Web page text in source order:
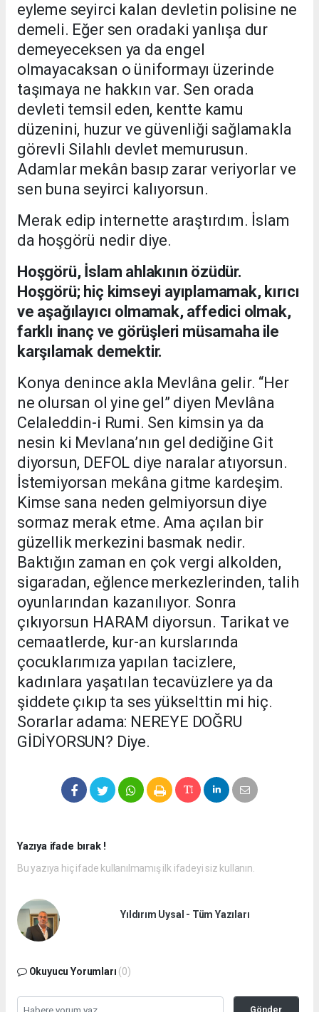
eyleme seyirci kalan devletin polisine ne
demeli. Eğer sen oradaki yanlışa dur
demeyeceksen ya da engel
olmayacaksan o üniformayı üzerinde
taşımaya ne hakkın var. Sen orada
devleti temsil eden, kentte kamu
düzenini, huzur ve güvenliği sağlamakla
görevli Silahlı devlet memurusun.
Adamlar mekân basıp zarar veriyorlar ve
sen buna seyirci kalıyorsun.
Merak edip internette araştırdım. İslam
da hoşgörü nedir diye.
Hoşgörü, İslam ahlakının özüdür.
Hoşgörü; hiç kimseyi ayıplamamak, kırıcı
ve aşağılayıcı olmamak, affedici olmak,
farklı inanç ve görüşleri müsamaha ile
karşılamak demektir.
Konya denince akla Mevlâna gelir. “Her
ne olursan ol yine gel” diyen Mevlâna
Celaleddin-i Rumi. Sen kimsin ya da
nesin ki Mevlana’nın gel dediğine Git
diyorsun, DEFOL diye naralar atıyorsun.
İstemiyorsan mekâna gitme kardeşim.
Kimse sana neden gelmiyorsun diye
sormaz merak etme. Ama açılan bir
güzellik merkezini basmak nedir.
Baktığın zaman en çok vergi alkolden,
sigaradan, eğlence merkezlerinden, talih
oyunlarından kazanılıyor. Sonra
çıkıyorsun HARAM diyorsun. Tarikat ve
cemaatlerde, kur-an kurslarında
çocuklarımıza yapılan tacizlere,
kadınlara yaşatılan tecavüzlere ya da
şiddete çıkıp ta ses yükselttin mi hiç.
Sorarlar adama: NEREYE DOĞRU
GİDİYORSUN? Diye.
Yazıya ifade bırak !
Bu yazıya hiç ifade kullanılmamış ilk ifadeyi siz kullanın.
Yıldırım Uysal - Tüm Yazıları
Okuyucu Yorumları (0)
Gönder